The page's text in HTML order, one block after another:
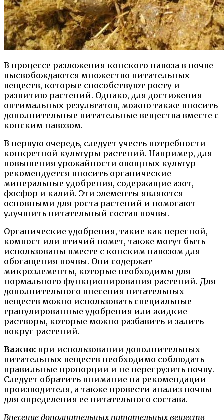
В процессе разложения конского навоза в почве
высвобождаются множество питательных
веществ, которые способствуют росту и
развитию растений. Однако, для достижения
оптимальных результатов, можно также вносить
дополнительные питательные вещества вместе с
конским навозом.
В первую очередь, следует учесть потребности
конкретной культуры растений. Например, для
повышения урожайности овощных культур
рекомендуется вносить органические
минеральные удобрения, содержащие азот,
фосфор и калий. Эти элементы являются
основными для роста растений и помогают
улучшить питательный состав почвы.
Органические удобрения, такие как перегной,
компост или птичий помет, также могут быть
использованы вместе с конским навозом для
обогащения почвы. Они содержат
микроэлементы, которые необходимы для
нормального функционирования растений. Для
дополнительного внесения питательных
веществ можно использовать специальные
гранулированные удобрения или жидкие
растворы, которые можно разбавить и залить
вокруг растений.
Важно: при использовании дополнительных
питательных веществ необходимо соблюдать
правильные пропорции и не перегрузить почву.
Следует обратить внимание на рекомендации
производителя, а также провести анализ почвы
для определения ее питательного состава.
Внесение дополнительных питательных веществ